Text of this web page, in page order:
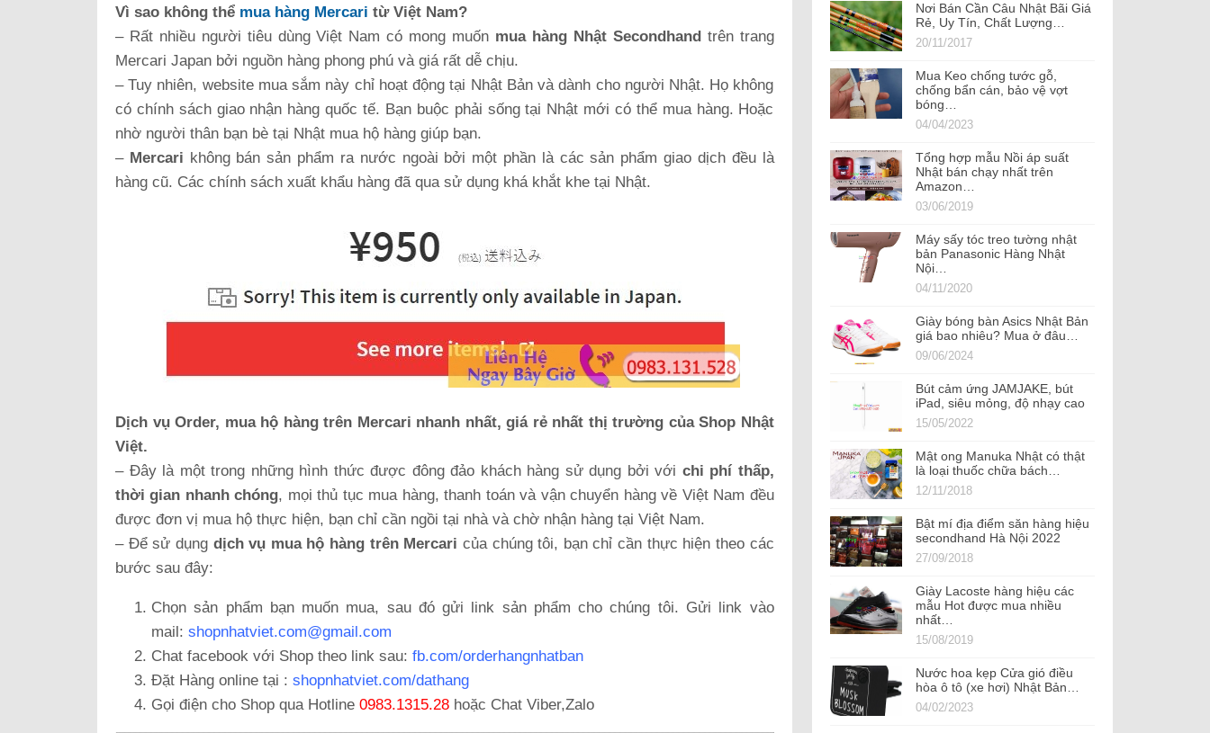
Vì sao không thể mua hàng Mercari từ Việt Nam?
– Rất nhiều người tiêu dùng Việt Nam có mong muốn mua hàng Nhật Secondhand trên trang
Mercari Japan bởi nguồn hàng phong phú và giá rất dễ chịu.
– Tuy nhiên, website mua sắm này chỉ hoạt động tại Nhật Bản và dành cho người Nhật. Họ không
có chính sách giao nhận hàng quốc tế. Bạn buộc phải sống tại Nhật mới có thể mua hàng. Hoặc
nhờ người thân bạn bè tại Nhật mua hộ hàng giúp bạn.
–Mercari không bán sản phẩm ra nước ngoài bởi một phần là các sản phẩm giao dịch đều là
hàng cũ. Các chính sách xuất khẩu hàng đã qua sử dụng khá khắt khe tại Nhật.
Dịch vụ Order, mua hộ hàng trên Mercari nhanh nhất, giá rẻ nhất thị trường của Shop Nhật
Việt.
– Đây là một trong những hình thức được đông đảo khách hàng sử dụng bởi với chi phí thấp,
thời gian nhanh chóng, mọi thủ tục mua hàng, thanh toán và vận chuyển hàng về Việt Nam đều
được đơn vị mua hộ thực hiện, bạn chỉ cần ngồi tại nhà và chờ nhận hàng tại Việt Nam.
– Để sử dụng dịch vụ mua hộ hàng trên Mercari của chúng tôi, bạn chỉ cần thực hiện theo các
bước sau đây:
Chọn sản phẩm bạn muốn mua, sau đó gửi link sản phẩm cho chúng tôi. Gửi link vào
mail: shopnhatviet.com@gmail.com
Chat facebook với Shop theo link sau: fb.com/orderhangnhatban
Đặt Hàng online tại : shopnhatviet.com/dathang
Gọi điện cho Shop qua Hotline 0983.1315.28 hoặc Chat Viber,Zalo
Nơi Bán Cần Câu Nhật Bãi Giá
Rẻ, Uy Tín, Chất Lượng…
20/11/2017
Mua Keo chống tước gỗ,
chống bẩn cán, bảo vệ vợt
bóng…
04/04/2023
Tổng hợp mẫu Nồi áp suất
Nhật bán chạy nhất trên
Amazon…
03/06/2019
Máy sấy tóc treo tường nhật
bản Panasonic Hàng Nhật
Nội…
04/11/2020
Giày bóng bàn Asics Nhật Bản
giá bao nhiêu? Mua ở đâu…
09/06/2024
Bút cảm ứng JAMJAKE, bút
iPad, siêu mỏng, độ nhạy cao
15/05/2022
Mật ong Manuka Nhật có thật
là loại thuốc chữa bách…
12/11/2018
Bật mí địa điểm săn hàng hiệu
secondhand Hà Nội 2022
27/09/2018
Giày Lacoste hàng hiệu các
mẫu Hot được mua nhiều
nhất…
15/08/2019
Nước hoa kẹp Cửa gió điều
hòa ô tô (xe hơi) Nhật Bản…
04/02/2023